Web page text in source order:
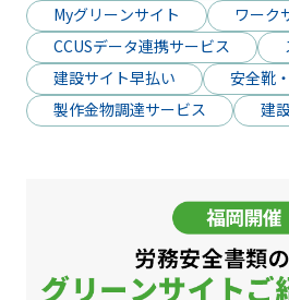
Myグリーンサイト
ワーク
CCUSデータ連携サービス
建設サイト早払い
安全靴
製作金物調達サービス
建